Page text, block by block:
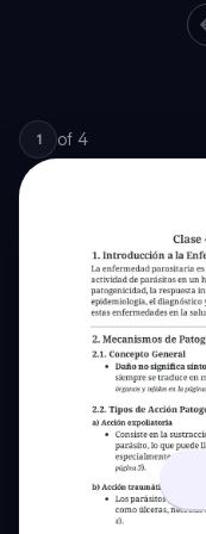
1 of 4